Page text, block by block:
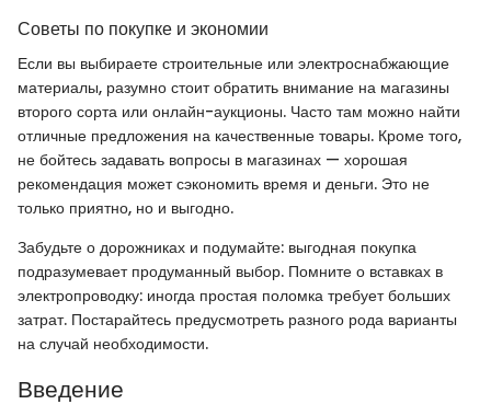
Советы по покупке и экономии
Если вы выбираете строительные или электроснабжающие
материалы, разумно стоит обратить внимание на магазины
второго сорта или онлайн-аукционы. Часто там можно найти
отличные предложения на качественные товары. Кроме того,
не бойтесь задавать вопросы в магазинах — хорошая
рекомендация может сэкономить время и деньги. Это не
только приятно, но и выгодно.
Забудьте о дорожниках и подумайте: выгодная покупка
подразумевает продуманный выбор. Помните о вставках в
электропроводку: иногда простая поломка требует больших
затрат. Постарайтесь предусмотреть разного рода варианты
на случай необходимости.
Введение